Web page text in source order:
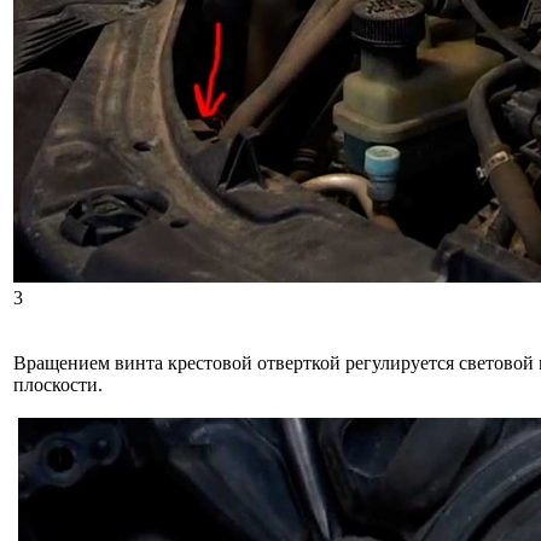
3
Вращением винта крестовой отверткой регулируется
плоскости.